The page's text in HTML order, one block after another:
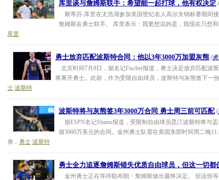
库里谈与詹姆斯联手：希望能一起打球，他有权决定 /
斯蒂芬-库里在太浩湖参加美国世纪名人高尔夫锦标赛期间
詹姆斯在勇士联手。 库里表示：我更想说的是，我现在只想
库里
勇士放弃匹配波斯特合同：他以3年3000万加盟灰熊 /
北京时间7月8日，据名记Fischer报道，勇士决定放弃匹配波
将离开勇士。此前，作为受限自由球员，波斯特与灰熊签下一
士 波斯特
波斯特将与灰熊签3年3000万合同 勇士周三前可匹配 /
据ESPN名记Shams报道，受限制自由球员昆汀波斯特将与
值3000万美元的合同。金州勇士队需在美国东部时间周二晚
身... 勇士 波斯特
勇士全力追逐詹姆斯错失优质自由球员，但这一切都
金州勇士正在等待勒布朗・詹姆斯做出最终决定。 但这份